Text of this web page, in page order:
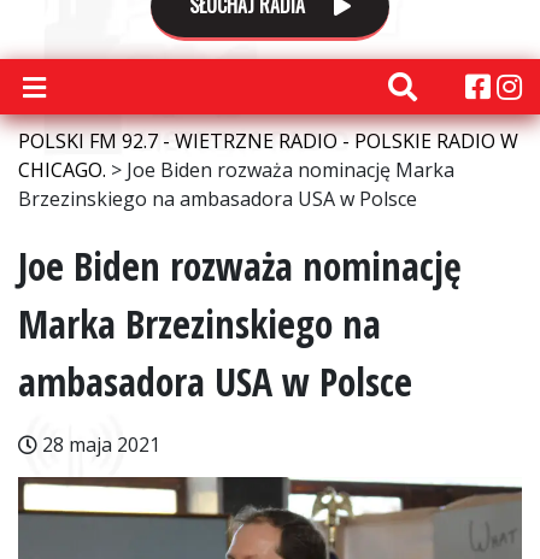
POLSKI FM 92.7 - WIETRZNE RADIO - POLSKIE RADIO W
CHICAGO. > Joe Biden rozważa nominację Marka
Brzezinskiego na ambasadora USA w Polsce
Joe Biden rozważa nominację
Marka Brzezinskiego na
ambasadora USA w Polsce
28 maja 2021